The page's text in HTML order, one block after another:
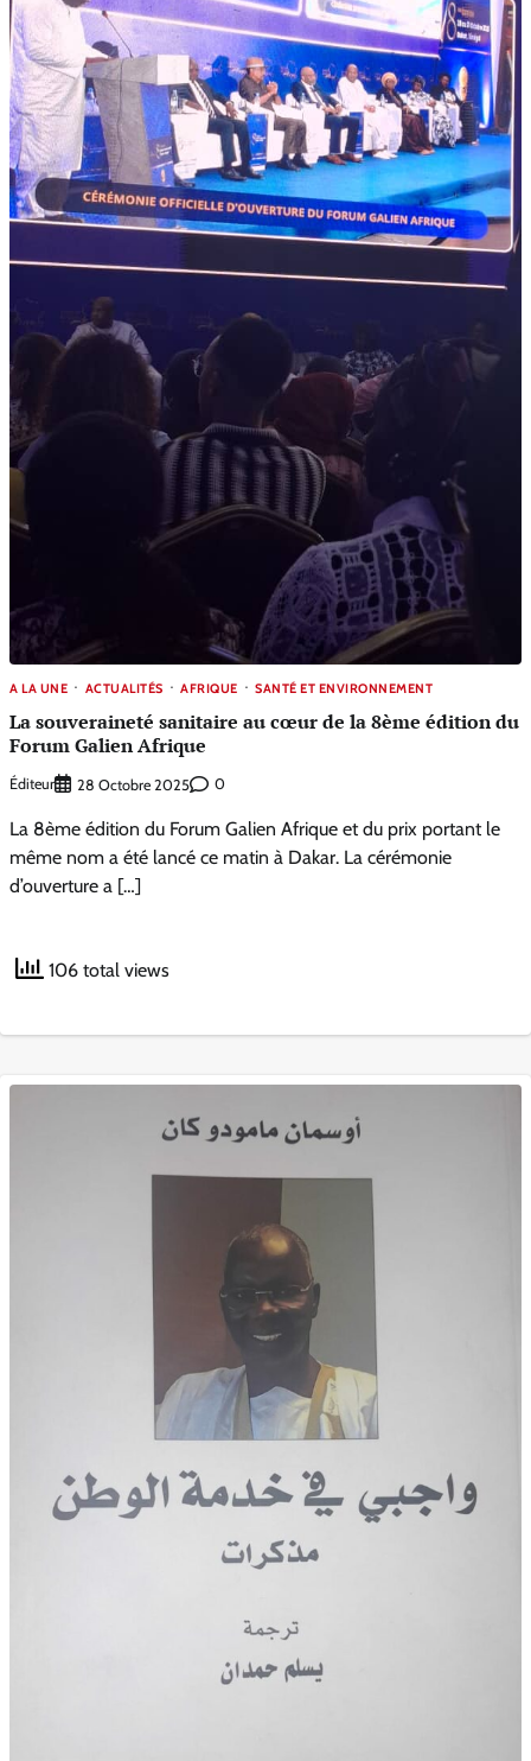
A LA UNE ACTUALITÉS AFRIQUE SANTÉ ET ENVIRONNEMENT
La souveraineté sanitaire au cœur de la 8ème édition du
Forum Galien Afrique
Éditeur 28 Octobre 2025 0
La 8ème édition du Forum Galien Afrique et du prix portant le
même nom a été lancé ce matin à Dakar. La cérémonie
d’ouverture a […]
106 total views